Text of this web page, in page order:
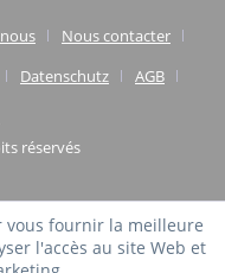
Nous contacter
Datenschutz
AGB
réservés
vous fournir la meilleure
l'accès au site Web et